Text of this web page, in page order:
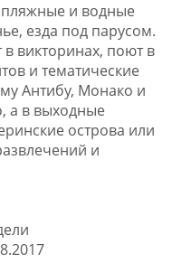
и водные
езда под парусом.
викторинах, поют в
и тематические
Антибу, Монако и
а в выходные
острова или
и